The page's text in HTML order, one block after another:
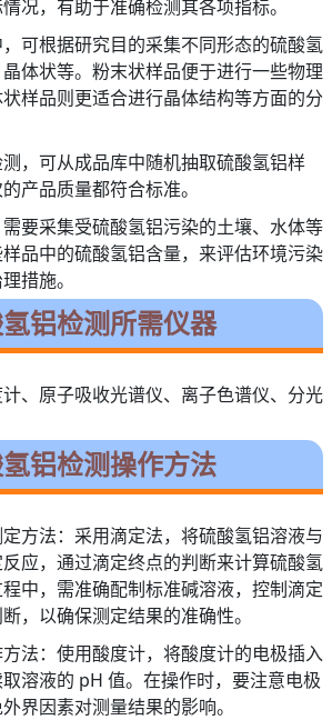
况，有助于准确检测其各项指标。
可根据研究目的采集不同形态的硫酸氢
体状等。粉末状样品便于进行一些物理
样品则更适合进行晶体结构等方面的分
，可从成品库中随机抽取硫酸氢铝样
产品质量都符合标准。
要采集受硫酸氢铝污染的土壤、水体等
品中的硫酸氢铝含量，来评估环境污染
措施。
铝检测所需仪器
、原子吸收光谱仪、离子色谱仪、分光
铝检测操作方法
方法：采用滴定法，将硫酸氢铝溶液与
应，通过滴定终点的判断来计算硫酸氢
中，需准确配制标准碱溶液，控制滴定
，以确保测定结果的准确性。
法：使用酸度计，将酸度计的电极插入
溶液的 pH 值。在操作时，要注意电极
界因素对测量结果的影响。